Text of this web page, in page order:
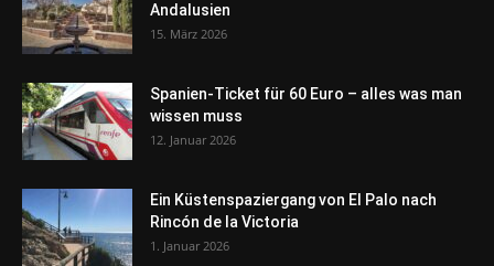
Andalusien
15. März 2026
Spanien-Ticket für 60 Euro – alles was man
wissen muss
12. Januar 2026
Ein Küstenspaziergang von El Palo nach
Rincón de la Victoria
1. Januar 2026